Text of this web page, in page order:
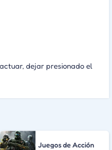
dejar presionado el
Juegos de Acción